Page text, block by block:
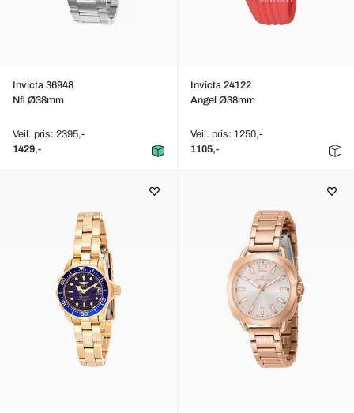
Invicta 36948
Nfl Ø38mm
Veil. pris: 2395,-
1429,-
Invicta 24122
Angel Ø38mm
Veil. pris: 1250,-
1105,-